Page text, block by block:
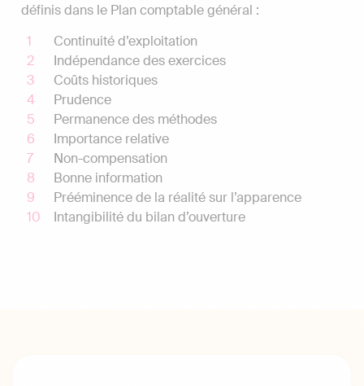
définis dans le Plan comptable général :
Continuité d’exploitation
Indépendance des exercices
Coûts historiques
Prudence
Permanence des méthodes
Importance relative
Non-compensation
Bonne information
Prééminence de la réalité sur l’apparence
Intangibilité du bilan d’ouverture